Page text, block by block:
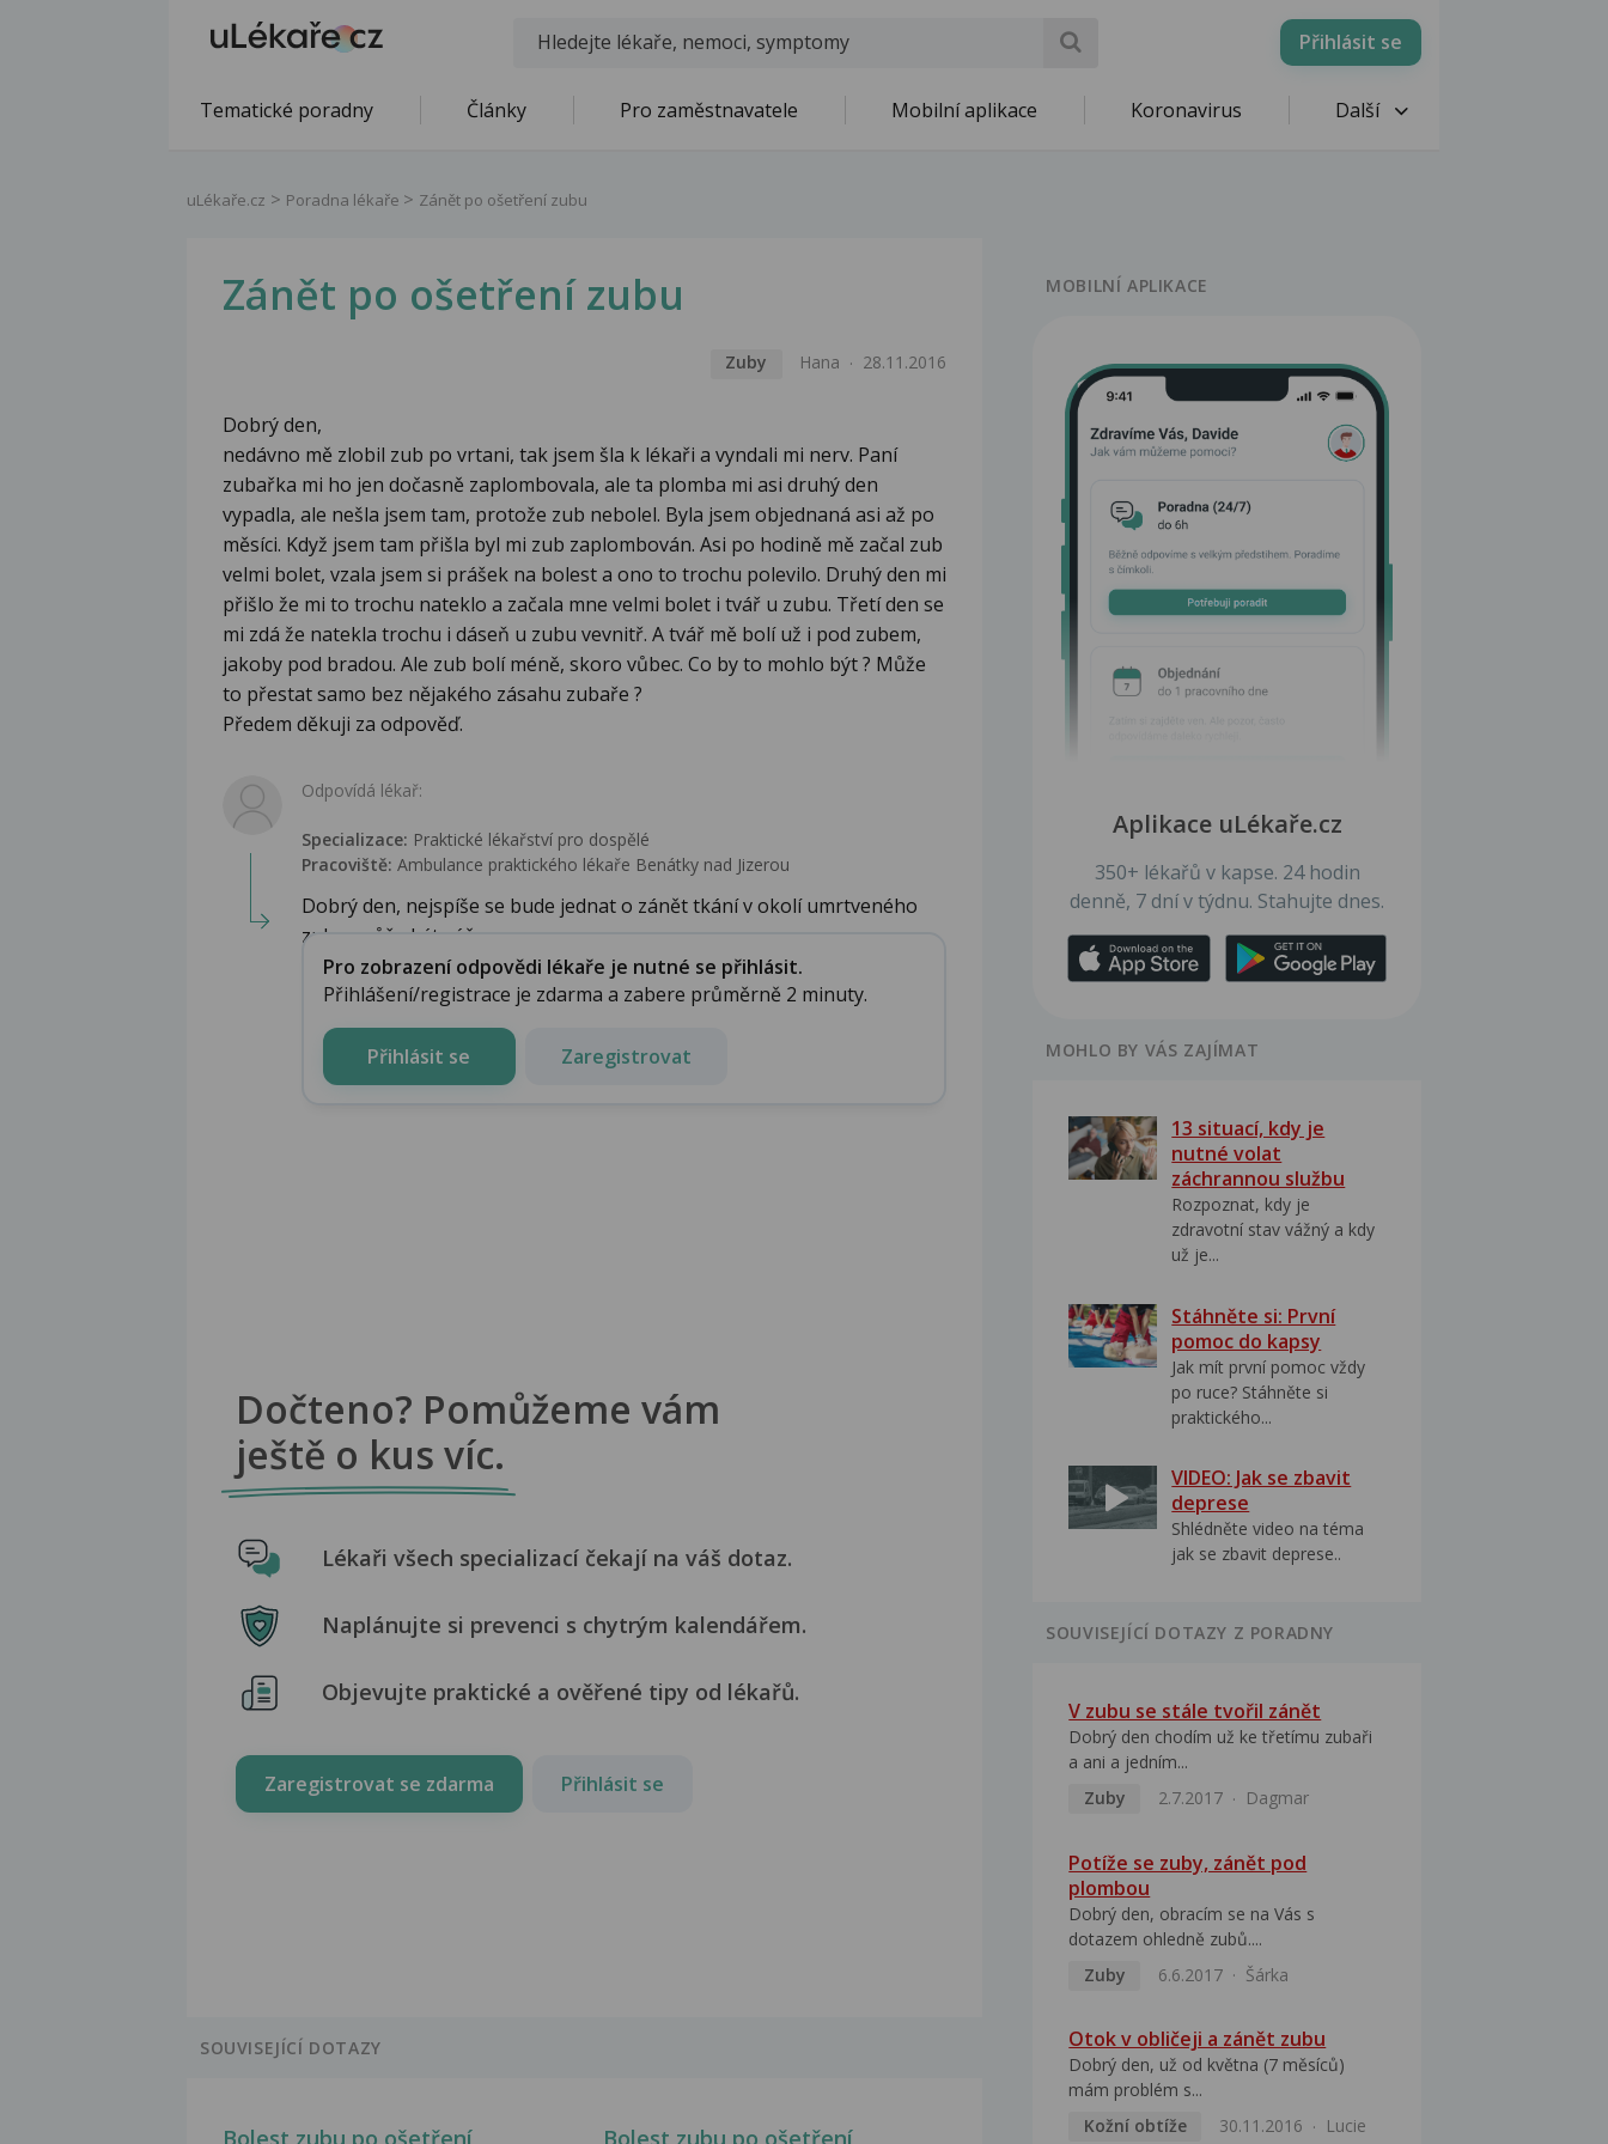
Přihlásit se
Tematické poradny Články Pro zaměstnavatele Mobilní aplikace Koronavirus Další
uLékaře.cz Poradna lékaře Zánět po ošetření zubu
Zánět po ošetření zubu
Zuby Hana 28.11.2016
Dobrý den,
nedávno mě zlobil zub po vrtani, tak jsem šla k lékaři a vyndali mi nerv. Paní
zubařka mi ho jen dočasně zaplombovala, ale ta plomba mi asi druhý den
vypadla, ale nešla jsem tam, protože zub nebolel. Byla jsem objednaná asi až po
měsíci. Když jsem tam přišla byl mi zub zaplombován. Asi po hodině mě začal zub
velmi bolet, vzala jsem si prášek na bolest a ono to trochu polevilo. Druhý den mi
přišlo že mi to trochu nateklo a začala mne velmi bolet i tvář u zubu. Třetí den se
mi zdá že natekla trochu i dáseň u zubu vevnitř. A tvář mě bolí už i pod zubem,
jakoby pod bradou. Ale zub bolí méně, skoro vůbec. Co by to mohlo být ? Může
to přestat samo bez nějakého zásahu zubaře ?
Předem děkuji za odpověď.
Odpovídá lékař:
Specializace: Praktické lékařství pro dospělé
Pracoviště: Ambulance praktického lékaře Benátky nad Jizerou
Dobrý den, nejspíše se bude jednat o zánět tkání v okolí umrtveného
zubu, může být váč...
Pro zobrazení odpovědi lékaře je nutné se přihlásit.
Přihlášení/registrace je zdarma a zabere průměrně 2 minuty.
Přihlásit se Zaregistrovat
Dočteno? Pomůžeme vám
ještě o kus víc.
Lékaři všech specializací čekají na váš dotaz.
Naplánujte si prevenci s chytrým kalendářem.
Objevujte praktické a ověřené tipy od lékařů.
Zaregistrovat se zdarma Přihlásit se
SOUVISEJÍCÍ DOTAZY
MOBILNÍ APLIKACE
Aplikace uLékaře.cz
350+ lékařů v kapse. 24 hodin
denně, 7 dní v týdnu. Stahujte dnes.
MOHLO BY VÁS ZAJÍMAT
13 situací, kdy je
nutné volat
záchrannou službu
Rozpoznat, kdy je
zdravotní stav vážný a kdy
už je...
Stáhněte si: První
pomoc do kapsy
Jak mít první pomoc vždy
po ruce? Stáhněte si
praktického...
VIDEO: Jak se zbavit
deprese
Shlédněte video na téma
jak se zbavit deprese..
SOUVISEJÍCÍ DOTAZY Z PORADNY
V zubu se stále tvořil zánět
Dobrý den chodím už ke třetímu zubaři
a ani a jedním...
Zuby
2.7.2017 Dagmar
Potíže se zuby, zánět pod
plombou
Dobrý den, obracím se na Vás s
dotazem ohledně zubů....
Zuby
6.6.2017 Šárka
Otok v obličeji a zánět zubu
Dobrý den, už od května (7 měsíců)
mám problém s...
Kožní obtíže
30.11.2016 Lucie